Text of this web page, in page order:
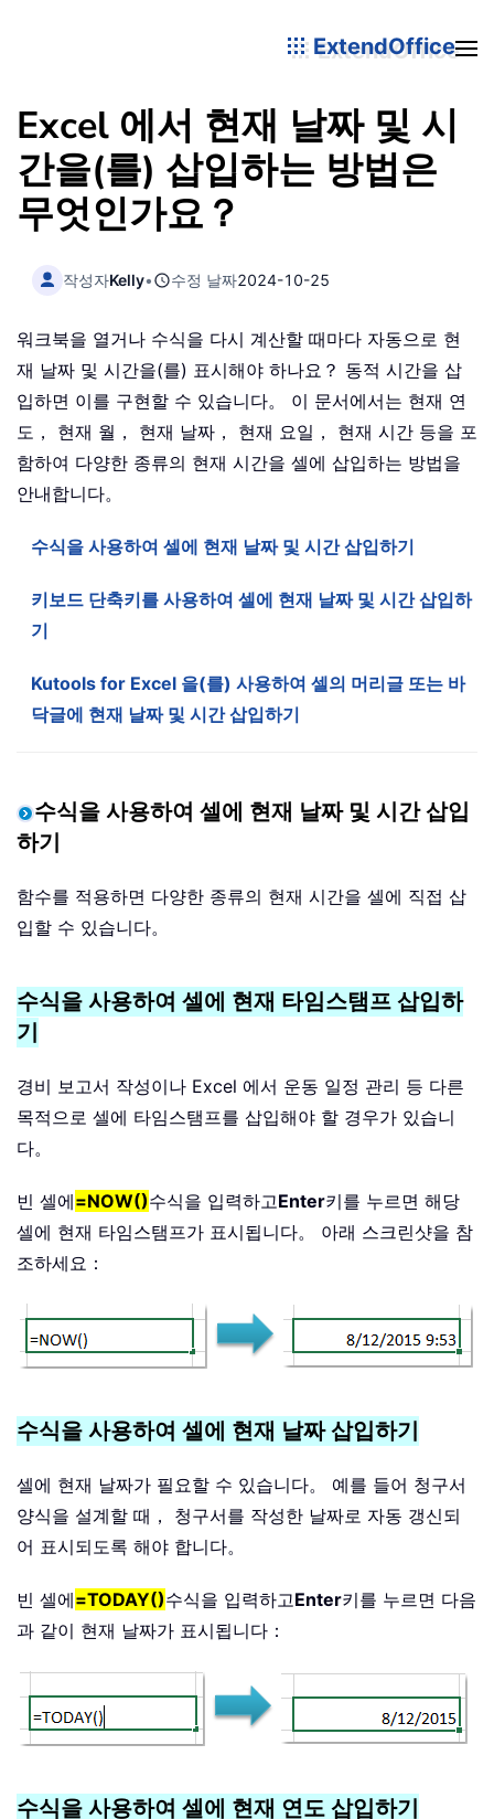
ExtendOffice
Excel 에서 현재 날짜 및 시
간을(를) 삽입하는 방법은
무엇인가요？
작성자Kelly• 수정 날짜2024-10-25
워크북을 열거나 수식을 다시 계산할 때마다 자동으로 현
재 날짜 및 시간을(를) 표시해야 하나요？ 동적 시간을 삽
입하면 이를 구현할 수 있습니다。 이 문서에서는 현재 연
도， 현재 월， 현재 날짜， 현재 요일， 현재 시간 등을 포
함하여 다양한 종류의 현재 시간을 셀에 삽입하는 방법을
안내합니다。
수식을 사용하여 셀에 현재 날짜 및 시간 삽입하기
키보드 단축키를 사용하여 셀에 현재 날짜 및 시간 삽입하
기
Kutools for Excel 을(를) 사용하여 셀의 머리글 또는 바
닥글에 현재 날짜 및 시간 삽입하기
수식을 사용하여 셀에 현재 날짜 및 시간 삽입
하기
함수를 적용하면 다양한 종류의 현재 시간을 셀에 직접 삽
입할 수 있습니다。
수식을 사용하여 셀에 현재 타임스탬프 삽입하
기
경비 보고서 작성이나 Excel 에서 운동 일정 관리 등 다른
목적으로 셀에 타임스탬프를 삽입해야 할 경우가 있습니
다。
빈 셀에=NOW()수식을 입력하고Enter키를 누르면 해당
셀에 현재 타임스탬프가 표시됩니다。 아래 스크린샷을 참
조하세요：
수식을 사용하여 셀에 현재 날짜 삽입하기
셀에 현재 날짜가 필요할 수 있습니다。 예를 들어 청구서
양식을 설계할 때， 청구서를 작성한 날짜로 자동 갱신되
어 표시되도록 해야 합니다。
빈 셀에=TODAY()수식을 입력하고Enter키를 누르면 다음
과 같이 현재 날짜가 표시됩니다：
수식을 사용하여 셀에 현재 연도 삽입하기